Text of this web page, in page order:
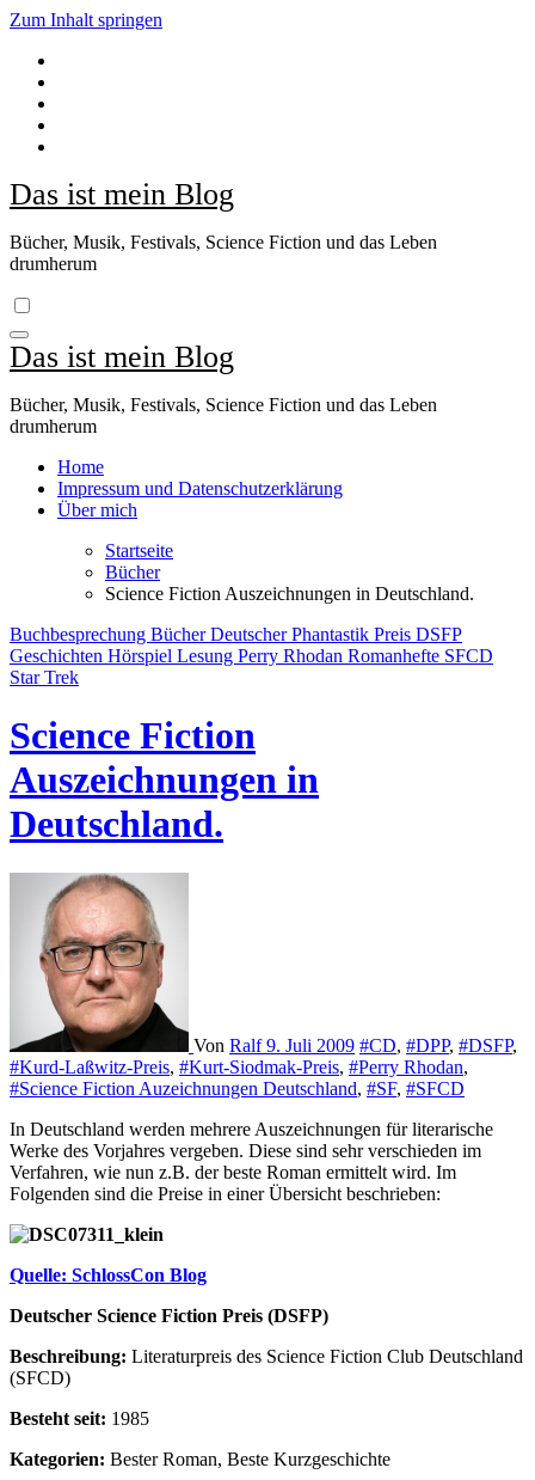
Zum Inhalt springen
Das ist mein Blog
Bücher, Musik, Festivals, Science Fiction und das Leben
drumherum
Das ist mein Blog
Bücher, Musik, Festivals, Science Fiction und das Leben
drumherum
Home
Impressum und Datenschutzerklärung
Über mich
Startseite
Bücher
Science Fiction Auszeichnungen in Deutschland.
Buchbesprechung BücherDeutscher Phantastik Preis DSFP
Geschichten Hörspiel Lesung Perry Rhodan Romanhefte SFCD
Star Trek
Science Fiction
Auszeichnungen in
Deutschland.
Von Ralf9. Juli 2009 #CD, #DPP, #DSFP,
#Kurd-Laßwitz-Preis, #Kurt-Siodmak-Preis, #Perry Rhodan,
#Science Fiction Auzeichnungen Deutschland, #SF, #SFCD
In Deutschland werden mehrere Auszeichnungen für literarische
Werke des Vorjahres vergeben. Diese sind sehr verschieden im
Verfahren, wie nun z.B. der beste Roman ermittelt wird. Im
Folgenden sind die Preise in einer Übersicht beschrieben:
Quelle: SchlossCon Blog
Deutscher Science Fiction Preis (DSFP)
Beschreibung: Literaturpreis des Science Fiction Club Deutschland
(SFCD)
Besteht seit: 1985
Kategorien: Bester Roman, Beste Kurzgeschichte